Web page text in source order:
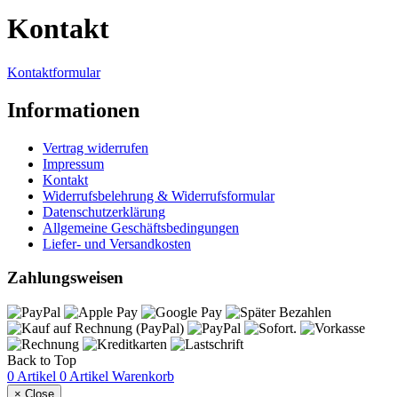
Kontakt
Kontaktformular
Informationen
Vertrag widerrufen
Impressum
Kontakt
Widerrufsbelehrung & Widerrufsformular
Datenschutzerklärung
Allgemeine Geschäftsbedingungen
Liefer- und Versandkosten
Zahlungsweisen
Back to Top
0 Artikel 0 Artikel Warenkorb
× Close